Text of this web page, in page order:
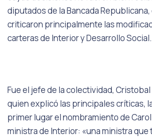
diputados de la Bancada
criticaron principalmente las
carteras de Interior y Desarrollo Social.
Fue el jefe de la colectividad,
quien explicó las principales críticas,
primer lugar el nombramiento de
ministra de Interior: «una ministra que